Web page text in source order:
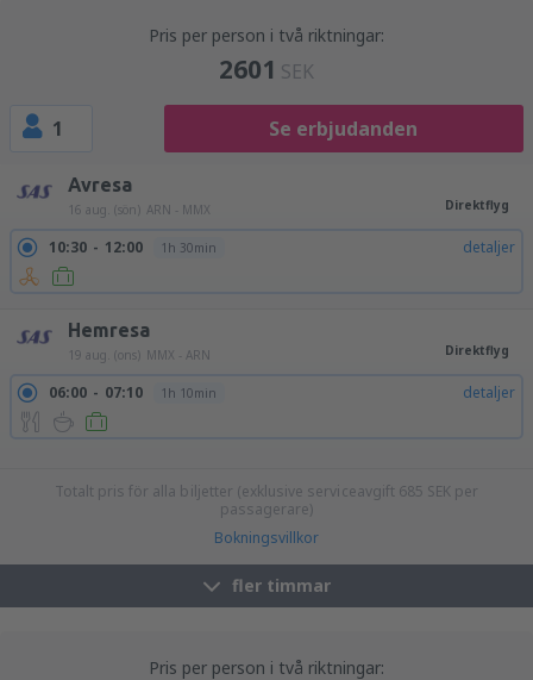
Pris per person i två riktningar:
2601 SEK
1 Se erbjudanden
Avresa
16 aug. (sön) ARN - MMX Direktflyg
10:30 12:00 1h 30min detaljer
Hemresa
19 aug. (ons) MMX - ARN Direktflyg
06:00 07:10 1h 10min detaljer
Totalt pris för alla biljetter (exklusive serviceavgift 685 SEK per
passagerare)
Bokningsvillkor
fler timmar
Pris per person i två riktningar: